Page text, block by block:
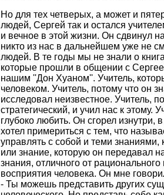
Но для тех четверых, а может и
людей, Сергей так и остался
и вечное в этой жизни. Он сдвинул
никто из нас в дальнейшем уже не
людей. В те годы мы не знали о
которые прошли в общении с
нашим ''Дон Хуаном''. Учитель,
человеком. Учитель, потому что он
исследовал неизвестное. Учитель,
стратегический, и учил нас к этому.
глубоко любить. Он сгорел изнутри,
хотел примериться с тем, что
управлять с собой и теми
или знание, которую он передавал
знания, отличного от
восприятия человека. Он мне
- Ты можешь представить других